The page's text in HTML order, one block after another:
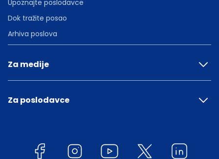
Upoznajte poslodavce
Dok tražite posao
Arhiva poslova
Za medije
Za poslodavce